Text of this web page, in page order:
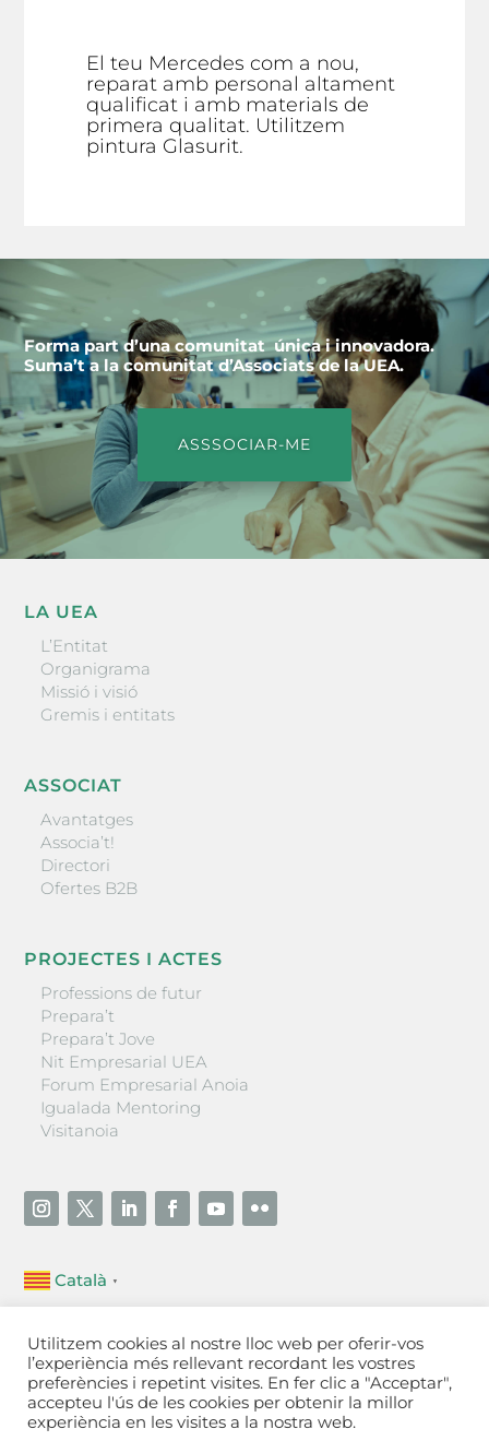
El teu Mercedes com a nou,
reparat amb personal altament
qualificat i amb materials de
primera qualitat. Utilitzem
pintura Glasurit.
Forma part d’una comunitat única i innovadora.
Suma’t a la comunitat d’Associats de la UEA.
ASSSOCIAR-ME
LA UEA
L’Entitat
Organigrama
Missió i visió
Gremis i entitats
ASSOCIAT
Avantatges
Associa’t!
Directori
Ofertes B2B
PROJECTES I ACTES
Professions de futur
Prepara’t
Prepara’t Jove
Nit Empresarial UEA
Forum Empresarial Anoia
Igualada Mentoring
Visitanoia
Català ▼
Unió Empresarial de l’Anoia (UEA)
Ctra. de Manresa, 131, 08700 – Igualada (Barcelona)
Tel 93 805 22 92
Contactar ·Avís legal· Política de privacitat
Utilitzem cookies al nostre lloc web per oferir-vos
l’experiència més rellevant recordant les vostres
preferències i repetint visites. En fer clic a "Acceptar",
accepteu l'ús de les cookies per obtenir la millor
experiència en les visites a la nostra web.